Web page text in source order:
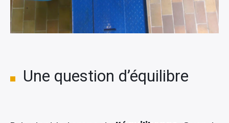
Une question d’équilibre